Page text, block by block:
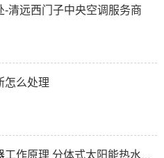
-清远西门子中央空调服务商
怎么处理